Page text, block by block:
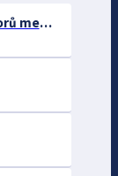
Vlci v české krajině – zdroj sporů mezi farmáři a ochránci